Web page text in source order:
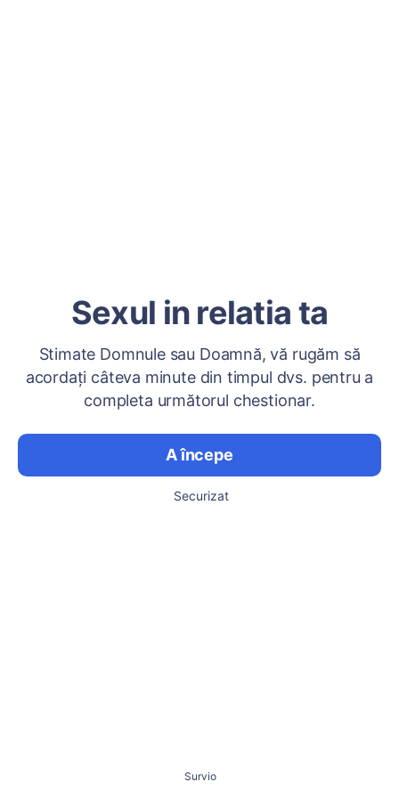
Sexul in relatia ta
Stimate Domnule sau Doamnă, vă rugăm să
acordați câteva minute din timpul dvs. pentru a
completa următorul chestionar.
A începe
Securizat
Survio